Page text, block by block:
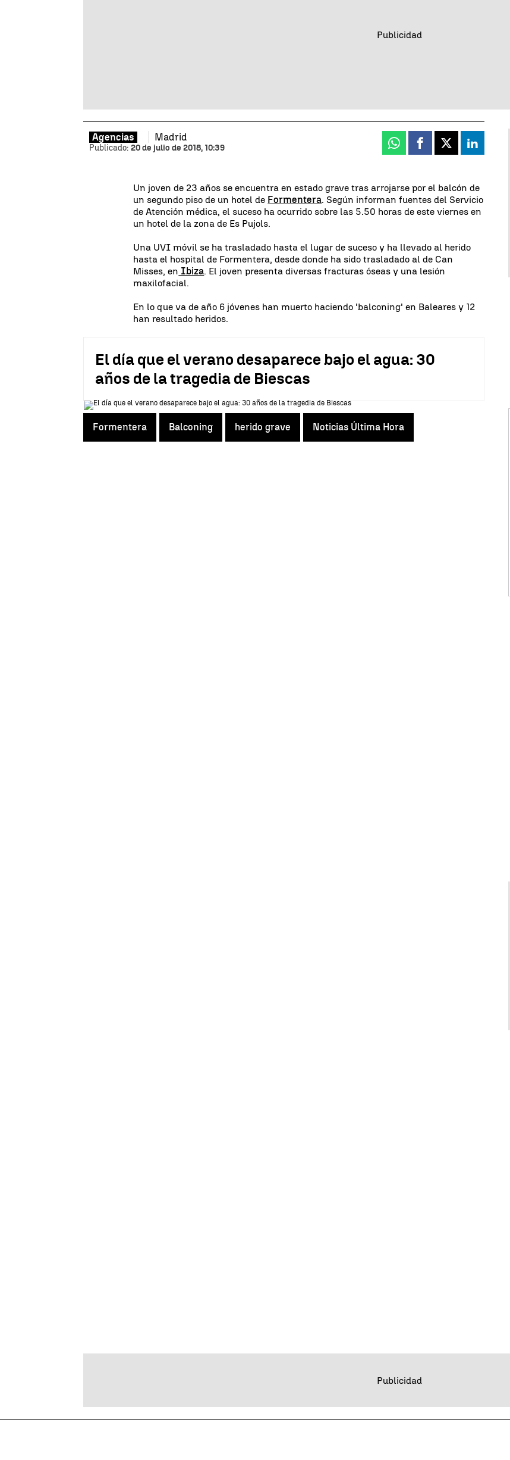
Agencias Madrid
Publicado: 20 de julio de 2018, 10:39 Whatsapp
Facebook
X Linkedin
Un joven de 23 años se encuentra en estado grave tras arrojarse por el balcón de
un segundo piso de un hotel de Formentera. Según informan fuentes del Servicio
de Atención médica, el suceso ha ocurrido sobre las 5.50 horas de este viernes en
un hotel de la zona de Es Pujols.
Una UVI móvil se ha trasladado hasta el lugar de suceso y ha llevado al herido
hasta el hospital de Formentera, desde donde ha sido trasladado al de Can
Misses, en Ibiza. El joven presenta diversas fracturas óseas y una lesión
maxilofacial.
En lo que va de año 6 jóvenes han muerto haciendo 'balconing' en Baleares y 12
han resultado heridos.
El día que el verano desaparece bajo el agua: 30
años de la tragedia de Biescas
Formentera Balconing herido grave Noticias Última Hora